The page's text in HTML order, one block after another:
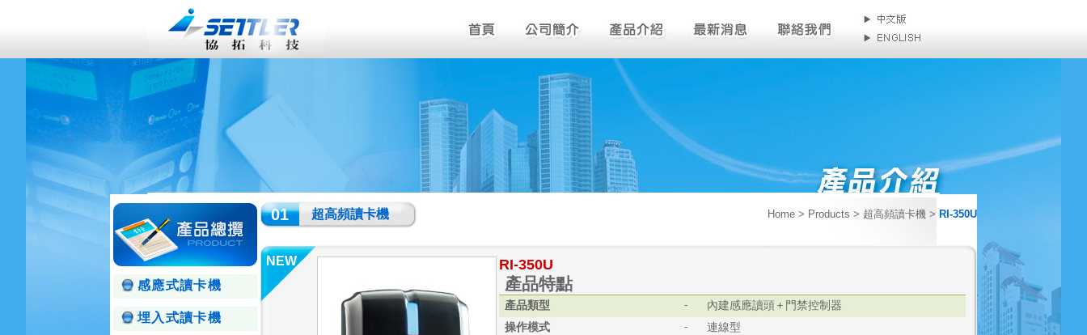
感應式讀卡機
埋入式讀卡機
01 超高頻讀卡機 Home > Products > 超高頻讀卡機 > RI-350U
NEW RI-350U
產品特點
產品類型 - 內建感應讀頭 + 門禁控制器
操作模式
-
連線型